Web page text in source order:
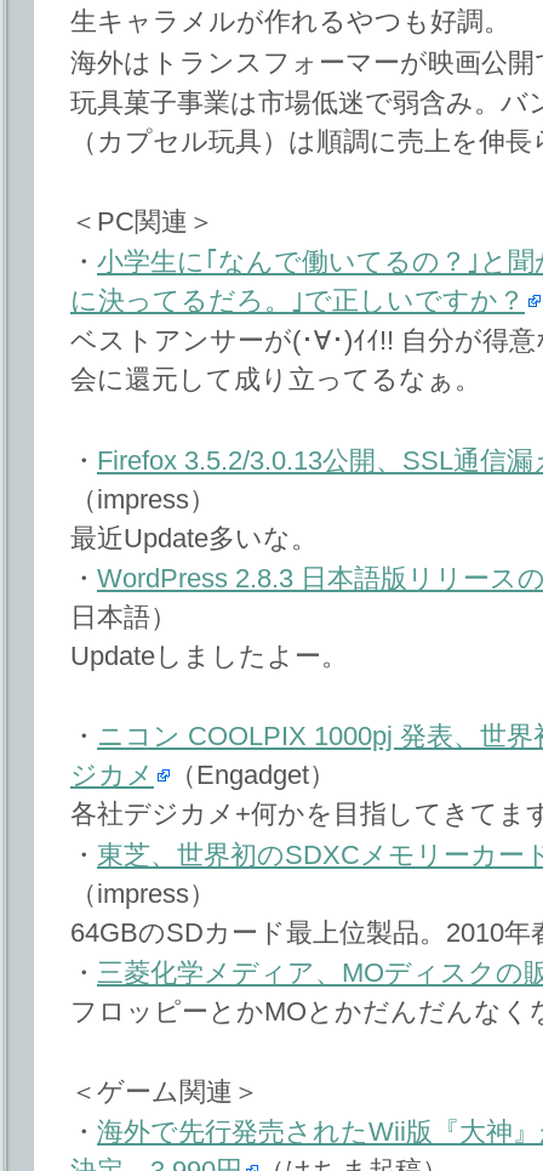
生キャラメルが作れるやつも好調。
海外はトランスフォーマーが映画公
玩具菓子事業は市場低迷で弱含み。
（カプセル玩具）は順調に売上を伸
＜PC関連＞
・ 小学生に｢なんで働いてるの？｣と
に決ってるだろ。｣で正しいですか？
ベストアンサーが(･∀･)ｲｲ!! 自分が得
会に還元して成り立ってるなぁ。
・ Firefox 3.5.2/3.0.13公開、SSL通信
（impress）
最近Update多いな。
・ WordPress 2.8.3 日本語版リリース
日本語）
Updateしましたよー。
・ ニコン COOLPIX 1000pj 発表、世
ジカメ
（Engadget）
各社デジカメ+何かを目指してきてま
・ 東芝、世界初のSDXCメモリーカー
（impress）
64GBのSDカード最上位製品。2010
・ 三菱化学メディア、MOディスクの
フロッピーとかMOとかだんだんなく
＜ゲーム関連＞
・ 海外で先行発売されたWii版『大神